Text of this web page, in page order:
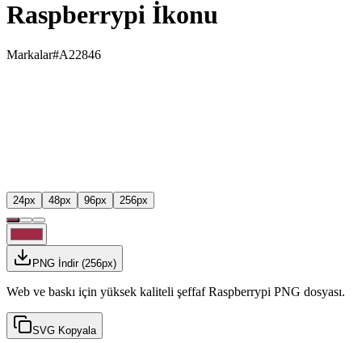
Raspberrypi İkonu
Markalar#A22846
24px 48px 96px 256px
PNG İndir(256px)
Web ve baskı için yüksek kaliteli şeffaf Raspberrypi PNG dosyası.
SVG Kopyala